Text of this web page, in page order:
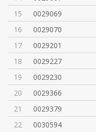
15
0029069
16
0029070
17
0029201
18
0029227
19
0029230
20
0029366
21
0029379
22
0030594